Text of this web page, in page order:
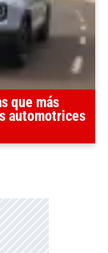
que más
automotrices